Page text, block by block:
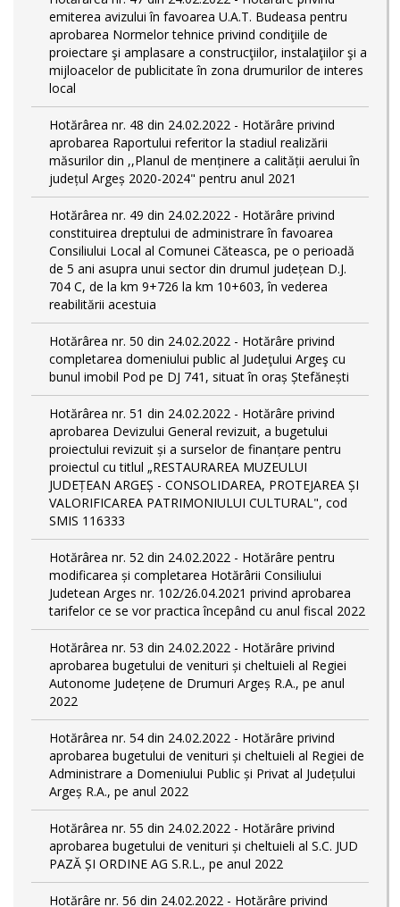
emiterea avizului în favoarea U.A.T. Budeasa pentru
aprobarea Normelor tehnice privind condiţiile de
proiectare şi amplasare a construcţiilor, instalaţiilor şi a
mijloacelor de publicitate în zona drumurilor de interes
local
Hotărârea nr. 48 din 24.02.2022 - Hotărâre privind
aprobarea Raportului referitor la stadiul realizării
măsurilor din ,,Planul de menținere a calității aerului în
județul Argeș 2020-2024" pentru anul 2021
Hotărârea nr. 49 din 24.02.2022 - Hotărâre privind
constituirea dreptului de administrare în favoarea
Consiliului Local al Comunei Căteasca, pe o perioadă
de 5 ani asupra unui sector din drumul județean D.J.
704 C, de la km 9+726 la km 10+603, în vederea
reabilitării acestuia
Hotărârea nr. 50 din 24.02.2022 - Hotărâre privind
completarea domeniului public al Judeţului Argeş cu
bunul imobil Pod pe DJ 741, situat în oraș Ștefănești
Hotărârea nr. 51 din 24.02.2022 - Hotărâre privind
aprobarea Devizului General revizuit, a bugetului
proiectului revizuit și a surselor de finanțare pentru
proiectul cu titlul „RESTAURAREA MUZEULUI
JUDEȚEAN ARGEȘ - CONSOLIDAREA, PROTEJAREA ȘI
VALORIFICAREA PATRIMONIULUI CULTURAL", cod
SMIS 116333
Hotărârea nr. 52 din 24.02.2022 - Hotărâre pentru
modificarea și completarea Hotărârii Consiliului
Judetean Arges nr. 102/26.04.2021 privind aprobarea
tarifelor ce se vor practica începând cu anul fiscal 2022
Hotărârea nr. 53 din 24.02.2022 - Hotărâre privind
aprobarea bugetului de venituri și cheltuieli al Regiei
Autonome Județene de Drumuri Argeș R.A., pe anul
2022
Hotărârea nr. 54 din 24.02.2022 - Hotărâre privind
aprobarea bugetului de venituri și cheltuieli al Regiei de
Administrare a Domeniului Public și Privat al Județului
Argeș R.A., pe anul 2022
Hotărârea nr. 55 din 24.02.2022 - Hotărâre privind
aprobarea bugetului de venituri și cheltuieli al S.C. JUD
PAZĂ ȘI ORDINE AG S.R.L., pe anul 2022
Hotărâre nr. 56 din 24.02.2022 - Hotărâre privind